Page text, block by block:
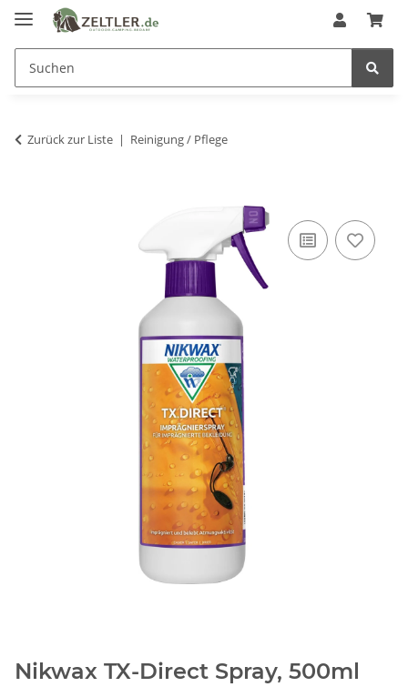
Zurück zur Liste Reinigung / Pflege
Nikwax TX-Direct Spray, 500ml